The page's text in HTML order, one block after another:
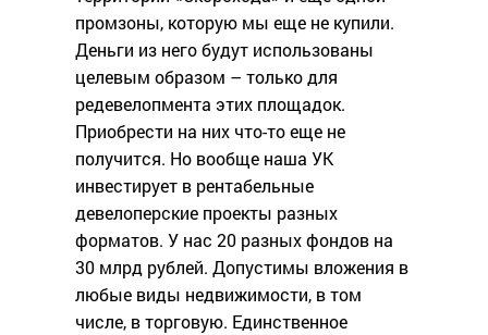
промзоны, которую мы еще не купили.
Деньги из него будут использованы
целевым образом – только для
редевелопмента этих площадок.
Приобрести на них что-то еще не
получится. Но вообще наша УК
инвестирует в рентабельные
девелоперские проекты разных
форматов. У нас 20 разных фондов на
30 млрд рублей. Допустимы вложения в
любые виды недвижимости, в том
числе, в торговую. Единственное